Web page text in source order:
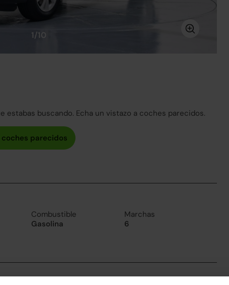
1/10
estabas buscando. Echa un vistazo a coches parecidos.
Combustible
Gasolina
Marchas
6